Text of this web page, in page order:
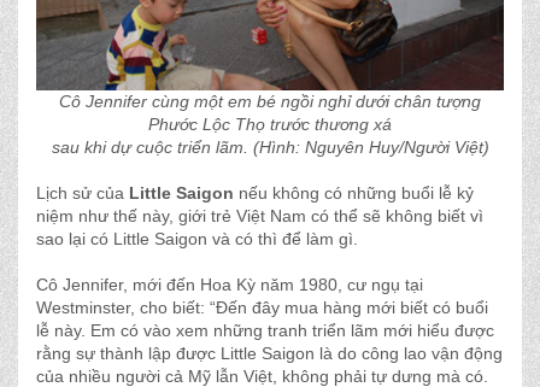
Cô Jennifer cùng một em bé ngồi nghỉ dưới chân tượng
Phước Lộc Thọ trước thương xá
sau khi dự cuộc triển lãm. (Hình: Nguyên Huy/Người Việt)
Lịch sử của Little Saigon nếu không có những buổi lễ kỷ
niệm như thế này, giới trẻ Việt Nam có thể sẽ không biết vì
sao lại có Little Saigon và có thì để làm gì.
Cô Jennifer, mới đến Hoa Kỳ năm 1980, cư ngụ tại
Westminster, cho biết: “Ðến đây mua hàng mới biết có buổi
lễ này. Em có vào xem những tranh triển lãm mới hiểu được
rằng sự thành lập được Little Saigon là do công lao vận động
của nhiều người cả Mỹ lẫn Việt, không phải tự dưng mà có.